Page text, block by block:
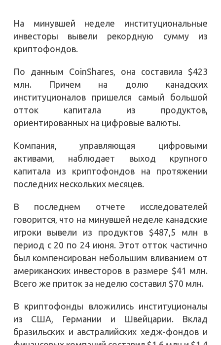
На минувшей неделе институциональные
инвесторы вывели рекордную сумму из
криптофондов.
По данным CoinShares, она составила $423
млн. Причем на долю канадских
институционалов пришелся самый большой
отток капитала из продуктов,
ориентированных на цифровые валюты.
Компания, управляющая цифровыми
активами, наблюдает выход крупного
капитала из криптофондов на протяжении
последних нескольких месяцев.
В последнем отчете исследователей
говорится, что на минувшей неделе канадские
игроки вывели из продуктов $487,5 млн в
период с 20 по 24 июня. Этот отток частично
был компенсирован небольшим вливанием от
американских инвесторов в размере $41 млн.
Всего же приток за неделю составил $70 млн.
В криптофонды вложились институционалы
из США, Германии и Швейцарии. Вклад
бразильских и австралийских хедж-фондов и